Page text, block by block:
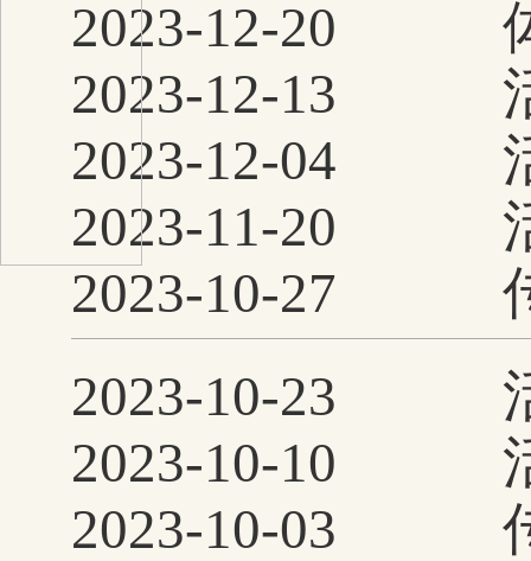
2023-12-20
越时光，沉浸式
2023-12-13
馆”进乡村系列活
2023-12-04
心
2023-11-20
2023-10-27
闽风民俗
2023-10-23
2023-10-10
2023-10-03